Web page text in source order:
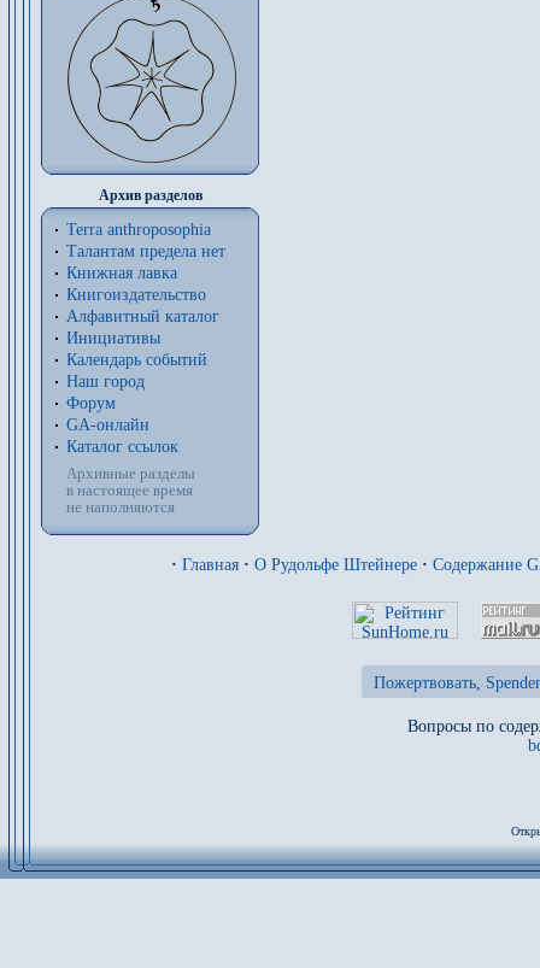
Архив разделов
Terra anthroposophia
Талантам предела нет
Книжная лавка
Книгоиздательство
Алфавитный каталог
Инициативы
Календарь событий
Наш город
Форум
GA-онлайн
Каталог ссылок
Архивные разделы
в настоящее время
не наполняются
· Главная · О Рудольфе Штейнере · Содержание
Пожертвовать,
Вопросы по